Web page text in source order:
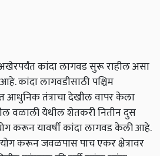
कांदा लागवड सुरू राहील असा
कांदा लागवडीसाठी पश्चिम
आधुनिक तंत्राचा देखील वापर केला
वळाली येथील शेतकरी नितीन दुस
करून यावर्षी कांदा लागवड केली आहे.
करून जवळपास पाच एकर क्षेत्रावर